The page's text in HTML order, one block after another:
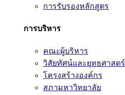
การรับรองหลักสูตร
การบริหาร
คณะผู้บริหาร
วิสัยทัศน์และยุทธศาสตร์
โครงสร้างองค์กร
สภามหาวิทยาลัย